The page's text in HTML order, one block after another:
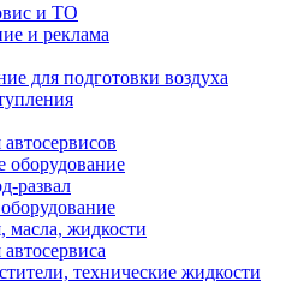
и ТО
и реклама
для подготовки воздуха
оборудование
развал
масла, жидкости
технические жидкости